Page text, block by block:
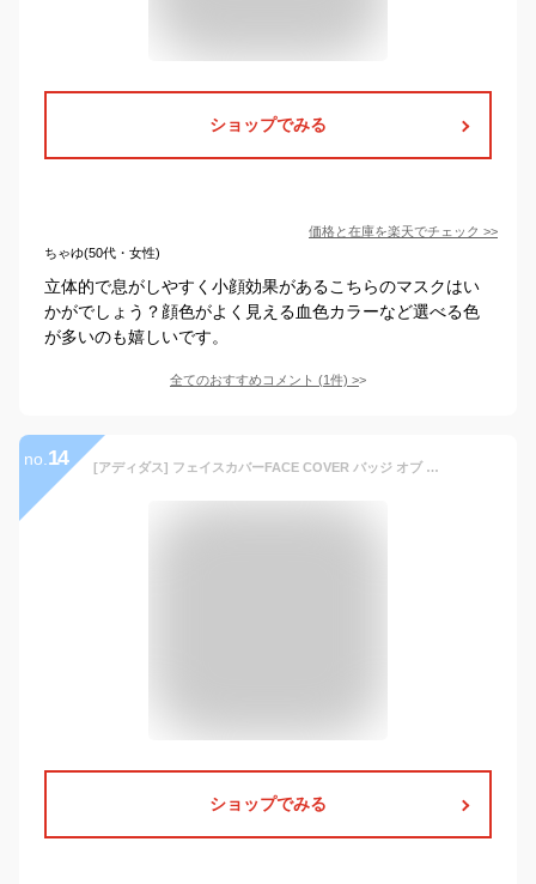
ショップでみる
価格と在庫を楽天でチェック >>
ちゃゆ(50代・女性)
立体的で息がしやすく小顔効果があるこちらのマスクはい
かがでしょう？顔色がよく見える血色カラーなど選べる色
が多いのも嬉しいです。
全てのおすすめコメント (1件) >
no. 14 [アディダス] フェイスカバーFACE COVER バッジ オブ スポーツ
ショップでみる